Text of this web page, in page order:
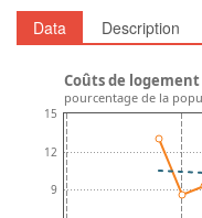
Data Description
9
12
15
Coûts de
pourcentage de la